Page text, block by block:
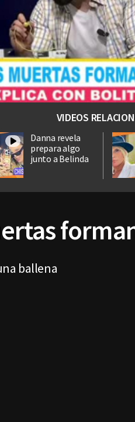
VIDEOS
Danna revela
prepara algo
junto a Belinda
ballena